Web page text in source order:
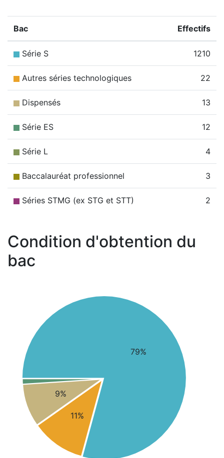
Bac Effectifs
Série S 1210
Autres séries technologiques 22
Dispensés 13
Série ES 12
Série L 4
Baccalauréat professionnel 3
Séries STMG (ex STG et STT) 2
Condition d'obtention du
bac
79%
11%
9%